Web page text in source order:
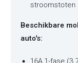
stroomstoten
Beschikbare
auto's:
16A 1-fase